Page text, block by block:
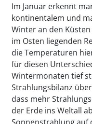
Im Januar erkennt
kontinentalem und
Winter an den
im Osten liegenden
die Temperaturen
für diesen
Wintermonaten tief
Strahlungsbilanz
dass mehr
der Erde ins Weltall
Sonnenstrahlung auf